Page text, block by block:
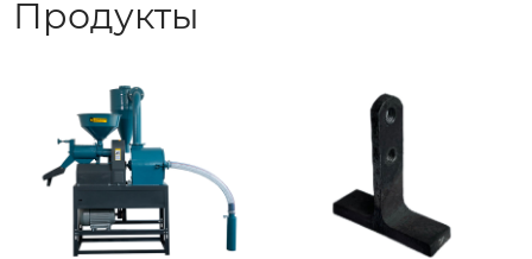
Продукты